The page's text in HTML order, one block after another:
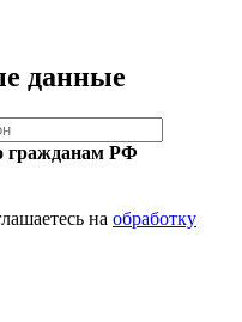
данные
гражданам РФ
на обработку